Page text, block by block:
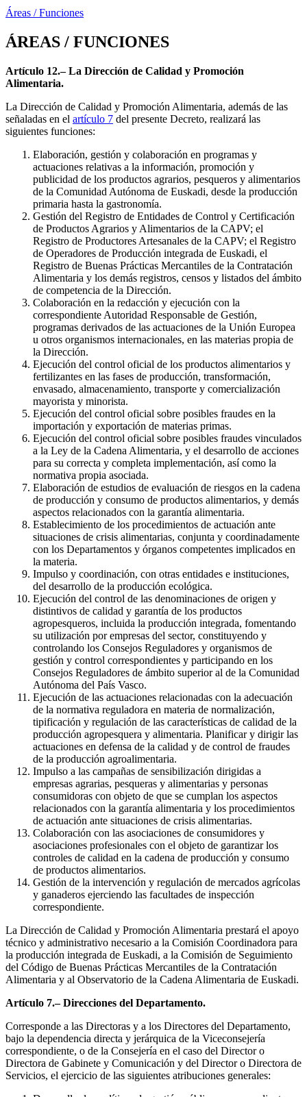
Áreas / Funciones
ÁREAS / FUNCIONES
Artículo 12.– La Dirección de Calidad y Promoción
Alimentaria.
La Dirección de Calidad y Promoción Alimentaria, además de las
señaladas en el artículo 7 del presente Decreto, realizará las
siguientes funciones:
Elaboración, gestión y colaboración en programas y
actuaciones relativas a la información, promoción y
publicidad de los productos agrarios, pesqueros y alimentarios
de la Comunidad Autónoma de Euskadi, desde la producción
primaria hasta la gastronomía.
Gestión del Registro de Entidades de Control y Certificación
de Productos Agrarios y Alimentarios de la CAPV; el
Registro de Productores Artesanales de la CAPV; el Registro
de Operadores de Producción integrada de Euskadi, el
Registro de Buenas Prácticas Mercantiles de la Contratación
Alimentaria y los demás registros, censos y listados del ámbito
de competencia de la Dirección.
Colaboración en la redacción y ejecución con la
correspondiente Autoridad Responsable de Gestión,
programas derivados de las actuaciones de la Unión Europea
u otros organismos internacionales, en las materias propia de
la Dirección.
Ejecución del control oficial de los productos alimentarios y
fertilizantes en las fases de producción, transformación,
envasado, almacenamiento, transporte y comercialización
mayorista y minorista.
Ejecución del control oficial sobre posibles fraudes en la
importación y exportación de materias primas.
Ejecución del control oficial sobre posibles fraudes vinculados
a la Ley de la Cadena Alimentaria, y el desarrollo de acciones
para su correcta y completa implementación, así como la
normativa propia asociada.
Elaboración de estudios de evaluación de riesgos en la cadena
de producción y consumo de productos alimentarios, y demás
aspectos relacionados con la garantía alimentaria.
Establecimiento de los procedimientos de actuación ante
situaciones de crisis alimentarias, conjunta y coordinadamente
con los Departamentos y órganos competentes implicados en
la materia.
Impulso y coordinación, con otras entidades e instituciones,
del desarrollo de la producción ecológica.
Ejecución del control de las denominaciones de origen y
distintivos de calidad y garantía de los productos
agropesqueros, incluida la producción integrada, fomentando
su utilización por empresas del sector, constituyendo y
controlando los Consejos Reguladores y organismos de
gestión y control correspondientes y participando en los
Consejos Reguladores de ámbito superior al de la Comunidad
Autónoma del País Vasco.
Ejecución de las actuaciones relacionadas con la adecuación
de la normativa reguladora en materia de normalización,
tipificación y regulación de las características de calidad de la
producción agropesquera y alimentaria. Planificar y dirigir las
actuaciones en defensa de la calidad y de control de fraudes
de la producción agroalimentaria.
Impulso a las campañas de sensibilización dirigidas a
empresas agrarias, pesqueras y alimentarias y personas
consumidoras con objeto de que se cumplan los aspectos
relacionados con la garantía alimentaria y los procedimientos
de actuación ante situaciones de crisis alimentarias.
Colaboración con las asociaciones de consumidores y
asociaciones profesionales con el objeto de garantizar los
controles de calidad en la cadena de producción y consumo
de productos alimentarios.
Gestión de la intervención y regulación de mercados agrícolas
y ganaderos ejerciendo las facultades de inspección
correspondiente.
La Dirección de Calidad y Promoción Alimentaria prestará el apoyo
técnico y administrativo necesario a la Comisión Coordinadora para
la producción integrada de Euskadi, a la Comisión de Seguimiento
del Código de Buenas Prácticas Mercantiles de la Contratación
Alimentaria y al Observatorio de la Cadena Alimentaria de Euskadi.
Artículo 7.– Direcciones del Departamento.
Corresponde a las Directoras y a los Directores del Departamento,
bajo la dependencia directa y jerárquica de la Viceconsejería
correspondiente, o de la Consejería en el caso del Director o
Directora de Gabinete y Comunicación y del Director o Directora de
Servicios, el ejercicio de las siguientes atribuciones generales: